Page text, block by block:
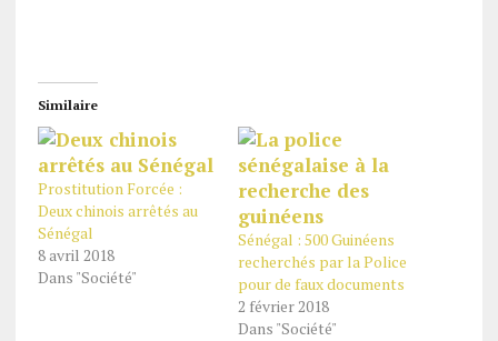
Similaire
Prostitution Forcée :
Deux chinois arrêtés au
Sénégal
8 avril 2018
Dans "Société"
Sénégal : 500 Guinéens
recherchés par la Police
pour de faux documents
2 février 2018
Dans "Société"